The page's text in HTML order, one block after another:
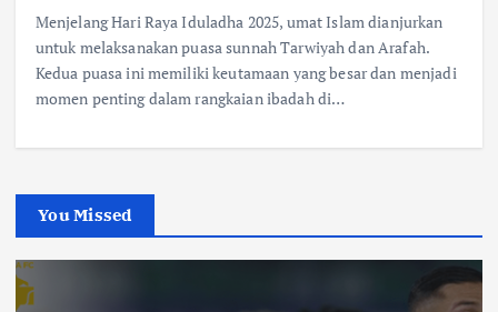
Menjelang Hari Raya Iduladha 2025, umat Islam dianjurkan
untuk melaksanakan puasa sunnah Tarwiyah dan Arafah.
Kedua puasa ini memiliki keutamaan yang besar dan menjadi
momen penting dalam rangkaian ibadah di…
You Missed